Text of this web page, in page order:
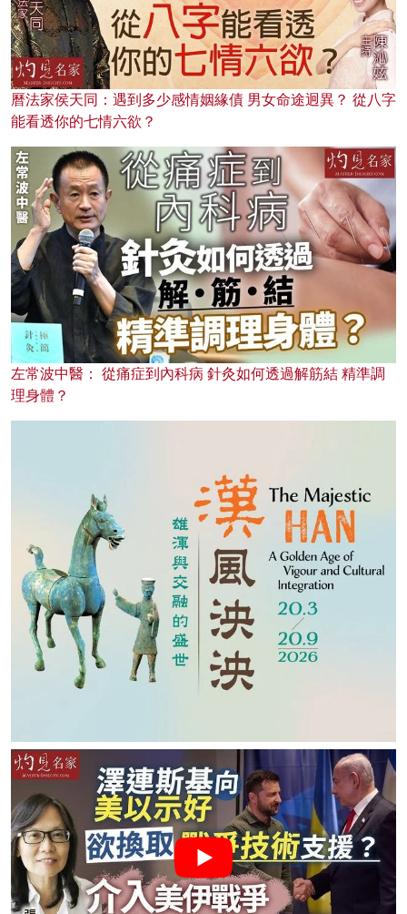
曆法家侯天同：遇到多少感情姻緣債 男女命途迥異？ 從八字
能看透你的七情六欲？
左常波中醫： 從痛症到內科病 針灸如何透過解筋結 精準調
理身體？